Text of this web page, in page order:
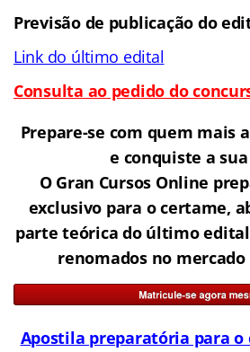
Previsão de publicação do
Link do último edital
Consulta ao pedido do
Prepare-se com quem mais
e conquiste a sua
O Gran Cursos Online
exclusivo para o certame,
parte teórica do último
renomados no
Apostila preparatória para o